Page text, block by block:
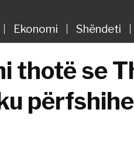
Ekonomi Shëndeti
thotë se